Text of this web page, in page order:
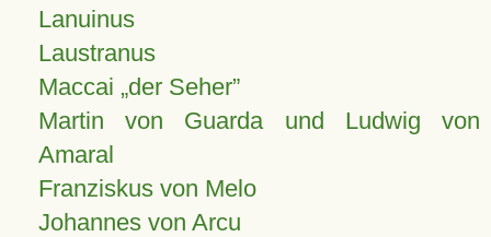
Lanuinus
Laustranus
Maccai „der Seher”
Martin von Guarda und Ludwig von
Amaral
Franziskus von Melo
Johannes von Arcu